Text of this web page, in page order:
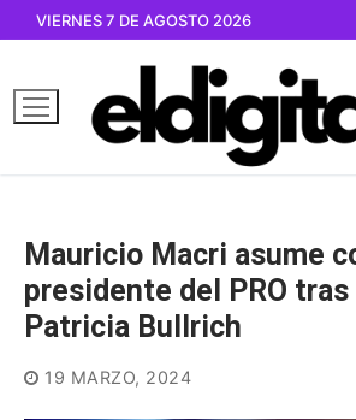
contenido
VIERNES 7 DE AGOSTO 2026
Mauricio Macri asume
presidente del PRO
Patricia Bullrich
19 MARZO, 2024